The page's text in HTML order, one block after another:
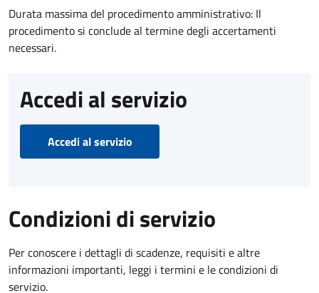
Durata massima del procedimento amministrativo: Il
procedimento si conclude al termine degli accertamenti
necessari.
Accedi al servizio
Accedi al servizio
Condizioni di servizio
Per conoscere i dettagli di scadenze, requisiti e altre
informazioni importanti, leggi i termini e le condizioni di
servizio.